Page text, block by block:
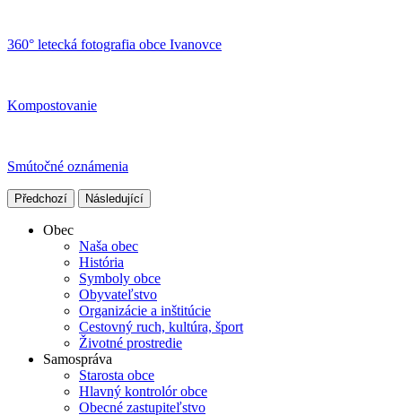
360° letecká fotografia obce Ivanovce
Kompostovanie
Smútočné oznámenia
Předchozí Následující
Obec
Naša obec
História
Symboly obce
Obyvateľstvo
Organizácie a inštitúcie
Cestovný ruch, kultúra, šport
Životné prostredie
Samospráva
Starosta obce
Hlavný kontrolór obce
Obecné zastupiteľstvo